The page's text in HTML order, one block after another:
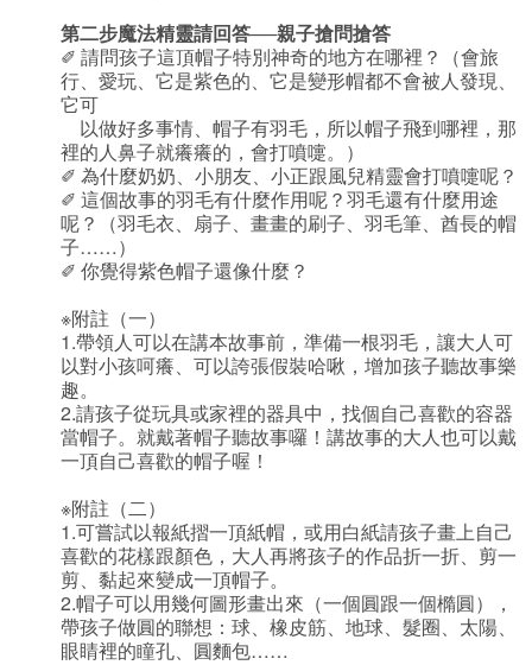
第二步魔法精靈請回答──親子搶問搶答
✐ 請問孩子這頂帽子特別神奇的地方在哪裡？（會旅
行、愛玩、它是紫色的、它是變形帽都不會被人發現、
它可
以做好多事情、帽子有羽毛，所以帽子飛到哪裡，那
裡的人鼻子就癢癢的，會打噴嚏。）
✐ 為什麼奶奶、小朋友、小正跟風兒精靈會打噴嚏呢？
✐ 這個故事的羽毛有什麼作用呢？羽毛還有什麼用途
呢？（羽毛衣、扇子、畫畫的刷子、羽毛筆、酋長的帽
子……）
✐ 你覺得紫色帽子還像什麼？
※附註（一）
1.帶領人可以在講本故事前，準備一根羽毛，讓大人可
以對小孩呵癢、可以誇張假裝哈啾，增加孩子聽故事樂
趣。
2.請孩子從玩具或家裡的器具中，找個自己喜歡的容器
當帽子。就戴著帽子聽故事囉！講故事的大人也可以戴
一頂自己喜歡的帽子喔！
※附註（二）
1.可嘗試以報紙摺一頂紙帽，或用白紙請孩子畫上自己
喜歡的花樣跟顏色，大人再將孩子的作品折一折、剪一
剪、黏起來變成一頂帽子。
2.帽子可以用幾何圖形畫出來（一個圓跟一個橢圓），
帶孩子做圓的聯想：球、橡皮筋、地球、髮圈、太陽、
眼睛裡的瞳孔、圓麵包……